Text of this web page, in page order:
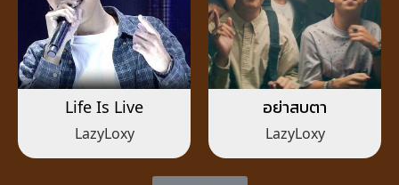
Life Is Live
LazyLoxy
อย่าสบตา
LazyLoxy